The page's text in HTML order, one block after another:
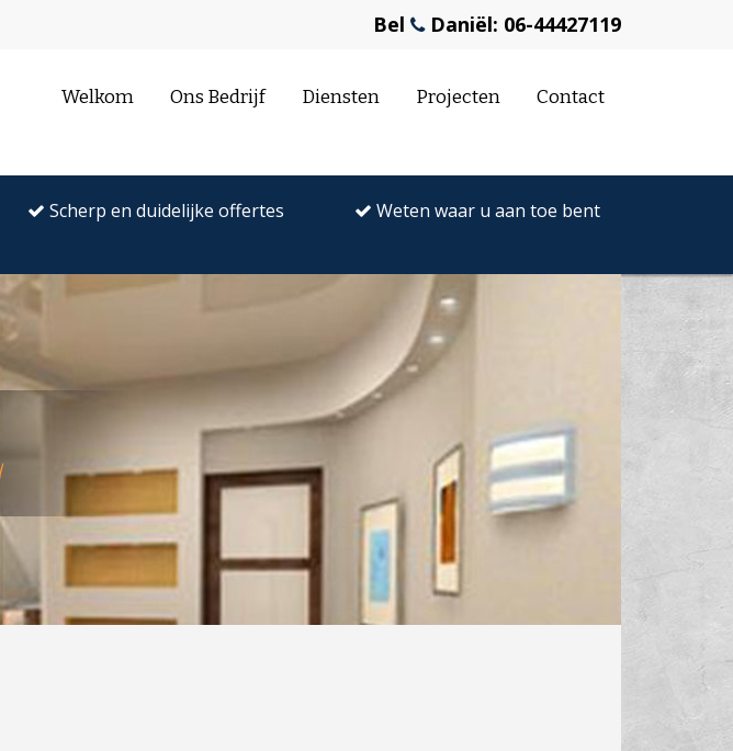
Bel Daniël: 06-44427119
Welkom Ons Bedrijf Diensten Projecten Contact
Scherp en duidelijke offertes Weten waar u aan toe bent